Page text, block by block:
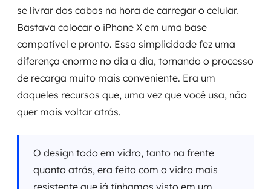
se livrar dos cabos na hora de carregar o celular.
Bastava colocar o iPhone X em uma base
compatível e pronto. Essa simplicidade fez uma
diferença enorme no dia a dia, tornando o processo
de recarga muito mais conveniente. Era um
daqueles recursos que, uma vez que você usa, não
quer mais voltar atrás.
O design todo em vidro, tanto na frente
quanto atrás, era feito com o vidro mais
resistente que já tínhamos visto em um